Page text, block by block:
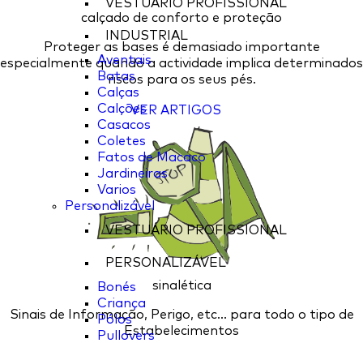
VESTUÁRIO PROFISSIONAL
INDUSTRIAL
Aventais
Batas
Calças
Calções
Casacos
Coletes
Fatos de Macaco
Jardineiras
Varios
Personalizável
VESTUÁRIO PROFISSIONAL
PERSONALIZÁVEL
Bonés
Criança
Pólos
Pullovers
calçado de conforto e proteção
Proteger as bases é demasiado importante
especialmente quando a actividade implica determinados
riscos para os seus pés.
VER ARTIGOS
sinalética
Sinais de Informação, Perigo, etc... para todo o tipo de
Estabelecimentos